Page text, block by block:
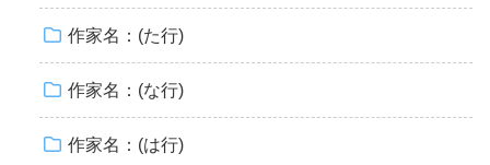
作家名：(た行)
作家名：(な行)
作家名：(は行)